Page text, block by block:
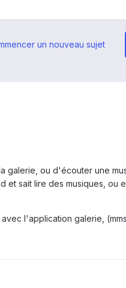
un nouveau sujet
galerie, ou d'écouter une
et sait lire des musiques, ou
l'application galerie,